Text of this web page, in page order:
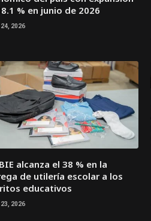
% en junio de 2026
24, 2026
alcanza el 38 % en la
de utilería escolar a los
educativos
23, 2026